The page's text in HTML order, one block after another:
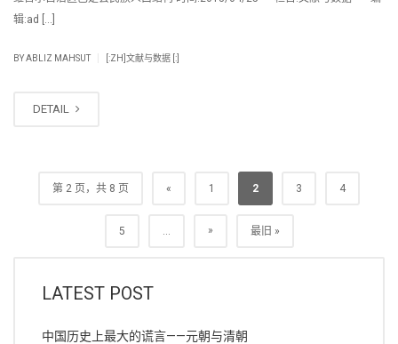
辑:ad […]
BYABLIZ MAHSUT [:ZH]文献与数据 [:]
DETAIL
第 2 页，共 8 页 « 1 2 3 4
5 ... » 最旧 »
LATEST POST
中国历史上最大的谎言——元朝与清朝